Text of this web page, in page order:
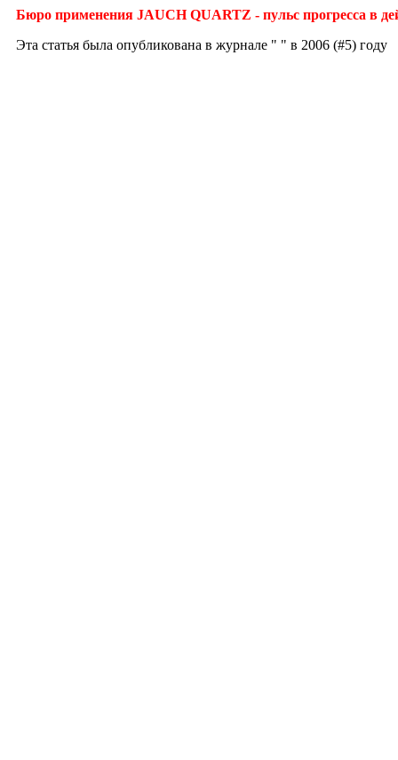
Бюро применения JAUCH QUARTZ - пульс прогресса в
Эта статья была опубликована в журнале " " в 2006 (#5) году